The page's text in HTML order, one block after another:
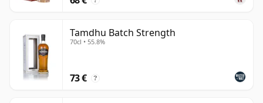
Tamdhu Batch Strength
70cl • 55.8%
73 € ?